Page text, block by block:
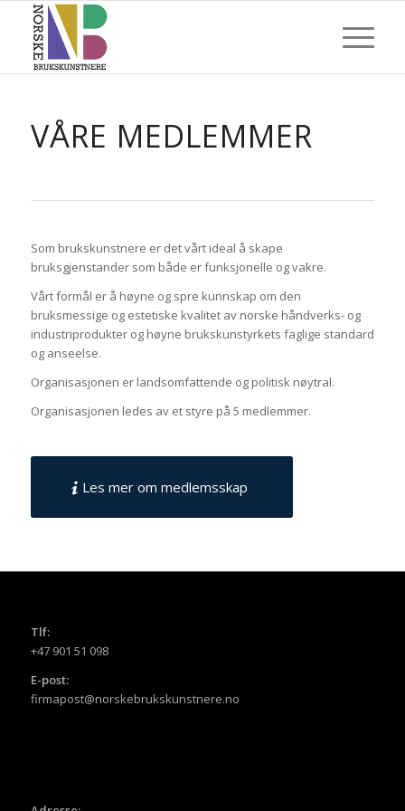
VÅRE MEDLEMMER
Som brukskunstnere er det vårt ideal å skape
bruksgjenstander som både er funksjonelle og vakre.
Vårt formål er å høyne og spre kunnskap om den
bruksmessige og estetiske kvalitet av norske håndverks- og
industriprodukter og høyne brukskunstyrkets faglige standard
og anseelse.
Organisasjonen er landsomfattende og politisk nøytral.
Organisasjonen ledes av et styre på 5 medlemmer.
Les mer om medlemsskap
Tlf:
+47 901 51 098
E-post:
firmapost@norskebrukskunstnere.no